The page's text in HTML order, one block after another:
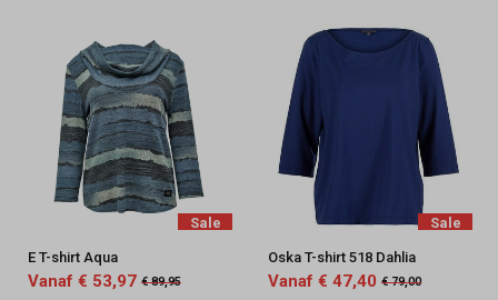
Sale
E T-shirt Aqua
Vanaf € 53,97 € 89,95
Sale
Oska T-shirt 518 Dahlia
Vanaf € 47,40 € 79,00